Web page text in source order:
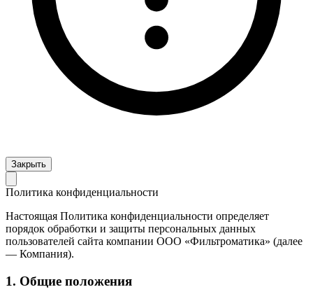
Закрыть
Политика конфиденциальности
Настоящая Политика конфиденциальности определяет
порядок обработки и защиты персональных данных
пользователей сайта компании ООО «Фильтроматика» (далее
— Компания).
1. Общие положения